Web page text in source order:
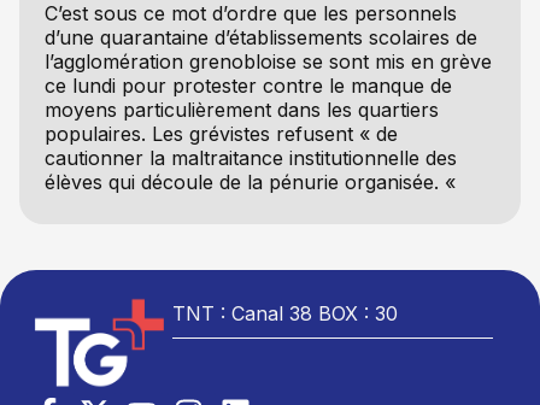
C’est sous ce mot d’ordre que les personnels
d’une quarantaine d’établissements scolaires de
l’agglomération grenobloise se sont mis en grève
ce lundi pour protester contre le manque de
moyens particulièrement dans les quartiers
populaires. Les grévistes refusent « de
cautionner la maltraitance institutionnelle des
élèves qui découle de la pénurie organisée. «
TNT : Canal 38 BOX : 30